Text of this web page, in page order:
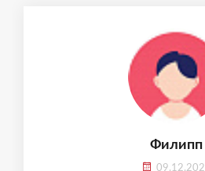
Филипп